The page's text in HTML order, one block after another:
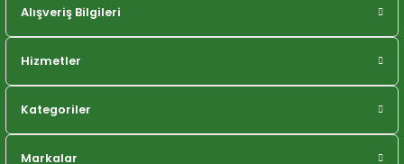
Alışveriş Bilgileri
Hizmetler
Kategoriler
Markalar